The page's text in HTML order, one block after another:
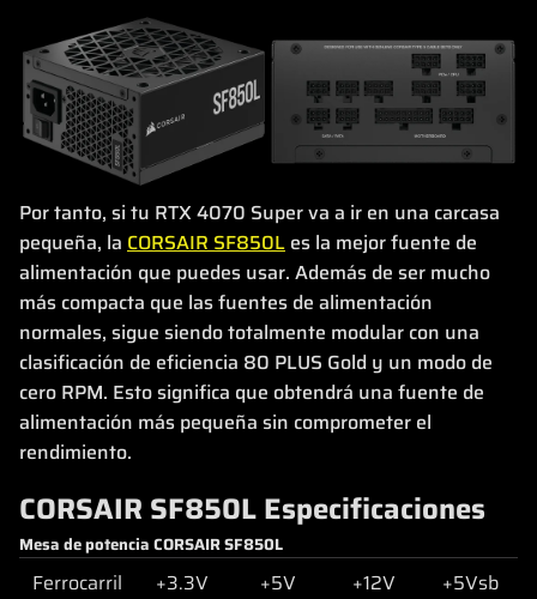
Por tanto, si tu RTX 4070 Super va a ir en una carcasa
pequeña, la CORSAIR SF850L es la mejor fuente de
alimentación que puedes usar. Además de ser mucho
más compacta que las fuentes de alimentación
normales, sigue siendo totalmente modular con una
clasificación de eficiencia 80 PLUS Gold y un modo de
cero RPM. Esto significa que obtendrá una fuente de
alimentación más pequeña sin comprometer el
rendimiento.
CORSAIR SF850L Especificaciones
Mesa de potencia CORSAIR SF850L
Ferrocarril +3.3V +5V +12V
+5Vsb